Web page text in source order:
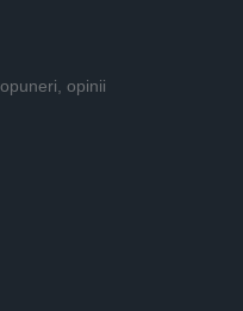
opinii